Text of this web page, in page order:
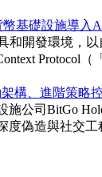
基礎設施導入
開發環境，
Protocol
構、進階策略
施公司BitGo
度偽造與社交工